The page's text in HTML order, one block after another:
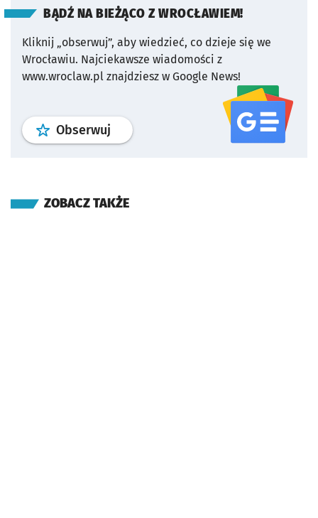
BĄDŹ NA BIEŻĄCO Z WROCŁAWIEM!
Kliknij „obserwuj”, aby wiedzieć, co dzieje się we
Wrocławiu. Najciekawsze wiadomości z
www.wroclaw.pl znajdziesz w Google News!
Obserwuj profil serwisu
ZOBACZ TAKŻE